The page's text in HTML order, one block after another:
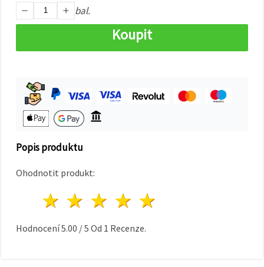
Přijmout
bal.
Koupit
Popis produktu
Ohodnotit produkt:
4 hvězdy
3 hvězdy
2 hvězdy
1 hvězda
Hodnocení5.00 /5 Od 1 Recenze.